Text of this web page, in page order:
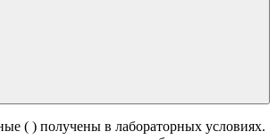
( ) получены в лабораторных условиях.